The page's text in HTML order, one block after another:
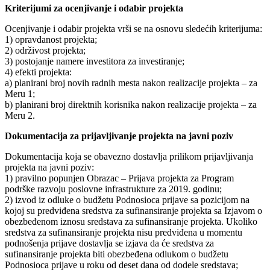
Kriterijumi za ocenjivanje i odabir projekta
Ocenjivanje i odabir projekta vrši se na osnovu sledećih kriterijuma:
1) opravdanost projekta;
2) održivost projekta;
3) postojanje namere investitora za investiranje;
4) efekti projekta:
a) planirani broj novih radnih mesta nakon realizacije projekta – za
Meru 1;
b) planirani broj direktnih korisnika nakon realizacije projekta – za
Meru 2.
Dokumentacija za prijavljivanje projekta na javni poziv
Dokumentacija koja se obavezno dostavlja prilikom prijavljivanja
projekta na javni poziv:
1) pravilno popunjen Obrazac – Prijava projekta za Program
podrške razvoju poslovne infrastrukture za 2019. godinu;
2) izvod iz odluke o budžetu Podnosioca prijave sa pozicijom na
kojoj su predviđena sredstva za sufinansiranje projekta sa Izjavom o
obezbeđenom iznosu sredstava za sufinansiranje projekta. Ukoliko
sredstva za sufinansiranje projekta nisu predviđena u momentu
podnošenja prijave dostavlja se izjava da će sredstva za
sufinansiranje projekta biti obezbeđena odlukom o budžetu
Podnosioca prijave u roku od deset dana od dodele sredstava;